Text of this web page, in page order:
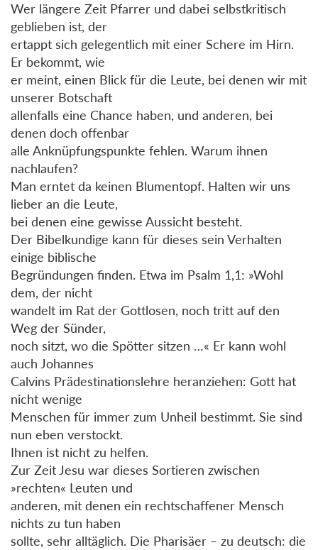
Wer längere Zeit Pfarrer und dabei selbstkritisch
geblieben ist, der
ertappt sich gelegentlich mit einer Schere im Hirn.
Er bekommt, wie
er meint, einen Blick für die Leute, bei denen wir mit
unserer Botschaft
allenfalls eine Chance haben, und anderen, bei
denen doch offenbar
alle Anknüpfungspunkte fehlen. Warum ihnen
nachlaufen?
Man erntet da keinen Blumentopf. Halten wir uns
lieber an die Leute,
bei denen eine gewisse Aussicht besteht.
Der Bibelkundige kann für dieses sein Verhalten
einige biblische
Begründungen finden. Etwa im Psalm 1,1: »Wohl
dem, der nicht
wandelt im Rat der Gottlosen, noch tritt auf den
Weg der Sünder,
noch sitzt, wo die Spötter sitzen …« Er kann wohl
auch Johannes
Calvins Prädestinationslehre heranziehen: Gott hat
nicht wenige
Menschen für immer zum Unheil bestimmt. Sie sind
nun eben verstockt.
Ihnen ist nicht zu helfen.
Zur Zeit Jesu war dieses Sortieren zwischen
»rechten« Leuten und
anderen, mit denen ein rechtschaffener Mensch
nichts zu tun haben
sollte, sehr alltäglich. Die Pharisäer – zu deutsch: die